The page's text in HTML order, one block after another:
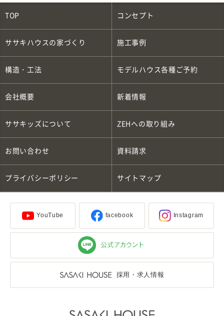
TOP コンセプト
ササキハウスの家づくり 施工事例
構造・工法 モデルハウス各種ご予約
会社概要 新着情報
ササキッズについて ZEH への取り組み
お問い合わせ 資料請求
プライバシーポリシー サイトマップ
YouTube facebook Instagram
採用・求人情報